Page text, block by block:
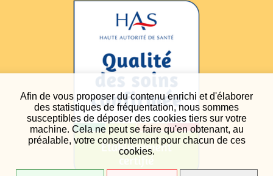
Afin de vous proposer du contenu enrichi et d'élaborer
des statistiques de fréquentation, nous sommes
susceptibles de déposer des cookies tiers sur votre
machine. Cela ne peut se faire qu'en obtenant, au
préalable, votre consentement pour chacun de ces
cookies.